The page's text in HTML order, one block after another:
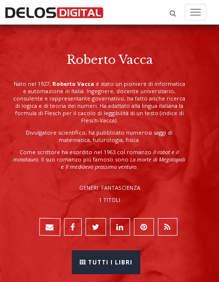
Menu
Roberto Vacca
Nato nel 1927, Roberto Vacca è stato un pioniere di informatica
e automazione in Italia. Ingegnere, docente universitario,
consulente e rappresentante governativo, ha fatto anche ricerca
di logica e di teoria dei numeri. Ha adattato alla lingua italiana la
formula di Flesch per il cacolo di leggibilità di un testo (indice di
Flesch-Vacca).
Divulgatore scientifico, ha pubblicato numerosi saggi di
matematica, futurologia, fisica.
Come scrittore ha esordito nel 1963 col romanzo Il robot e il
minotauro. Il suo romanzo più famoso sono La morte di Megalopoli
e Il medioevo prossimo venturo.
GENERI: FANTASCIENZA
1 TITOLI
TUTTI I LIBRI